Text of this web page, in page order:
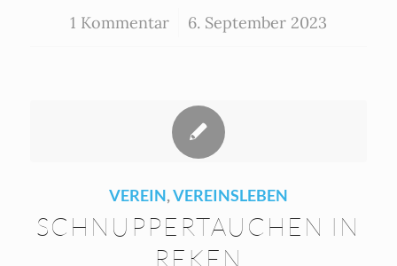
1 Kommentar
/ 6. September 2023
VEREIN,VEREINSLEBEN
SCHNUPPERTAUCHEN IN
REKEN